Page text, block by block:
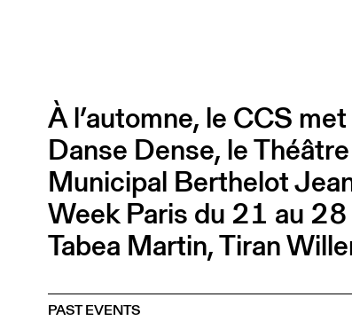
À l’automne, le CCS
Danse Dense, le
Municipal Berthelot
Week Paris du 21 au
Tabea Martin, Tiran
PAST EVENTS